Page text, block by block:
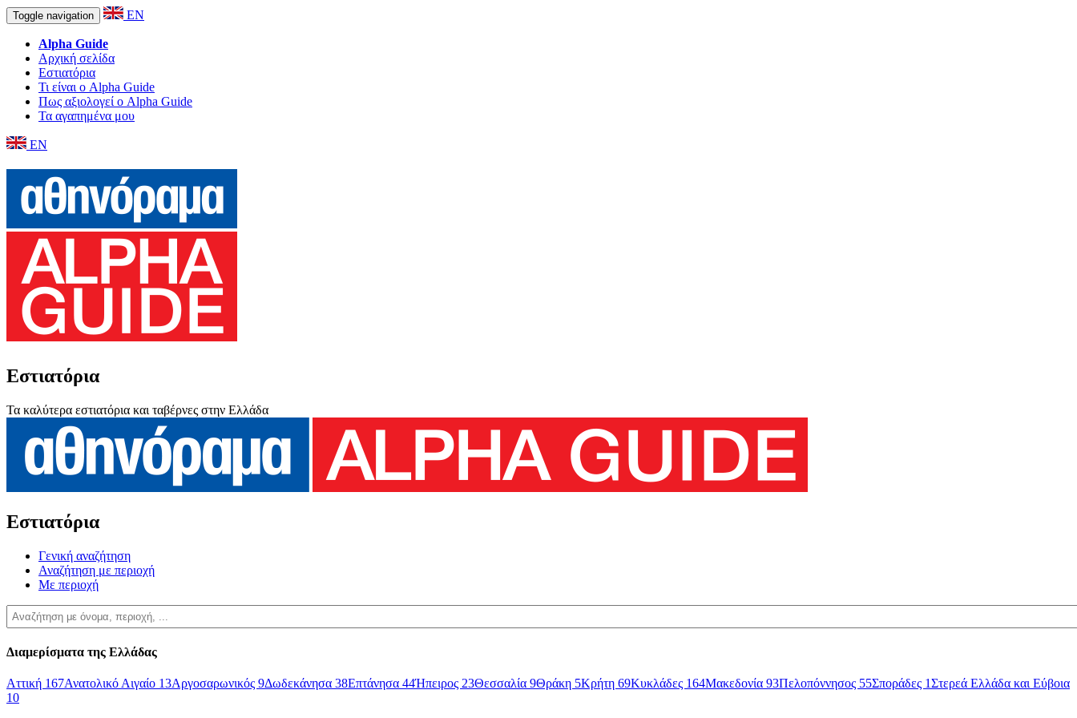
Toggle navigation EN
Alpha Guide
Αρχική σελίδα
Εστιατόρια
Τι είναι ο Alpha Guide
Πως αξιολογεί ο Alpha Guide
Τα αγαπημένα μου
EN
Εστιατόρια
Τα καλύτερα εστιατόρια και ταβέρνες στην Ελλάδα
Εστιατόρια
Γενική αναζήτηση
Αναζήτηση με περιοχή
Με περιοχή
Διαμερίσματα της Ελλάδας
Αττική 167Ανατολικό Αιγαίο 13Αργοσαρωνικός 9Δωδεκάνησα 38Επτάνησα 44Ήπειρος 23Θεσσαλία 9Θράκη 5Κρήτη 69Κυκλάδες 164Μακεδονία 93Πελοπόννησος 55Σποράδες 1Στερεά Ελλάδα και Εύβοια
10